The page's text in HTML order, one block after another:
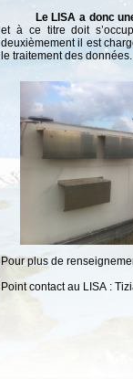
Le LISA a donc
et à ce titre doit
deuxièmement il est
le traitement des données.
Pour plus de
Point contact au LISA :